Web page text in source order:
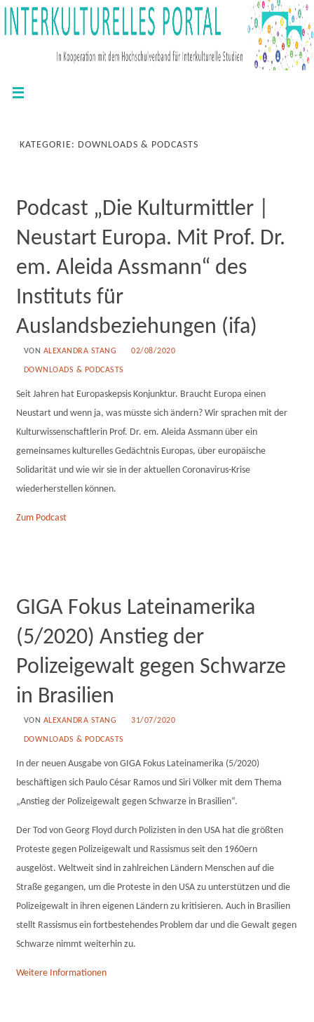
KATEGORIE: DOWNLOADS & PODCASTS
Podcast „Die Kulturmittler |
Neustart Europa. Mit Prof. Dr.
em. Aleida Assmann“ des
Instituts für
Auslandsbeziehungen (ifa)
VON ALEXANDRA STANG 02/08/2020
DOWNLOADS & PODCASTS
Seit Jahren hat Europaskepsis Konjunktur. Braucht Europa einen
Neustart und wenn ja, was müsste sich ändern? Wir sprachen mit der
Kulturwissenschaftlerin Prof. Dr. em. Aleida Assmann über ein
gemeinsames kulturelles Gedächtnis Europas, über europäische
Solidarität und wie wir sie in der aktuellen Coronavirus-Krise
wiederherstellen können.
Zum Podcast
GIGA Fokus Lateinamerika
(5/2020) Anstieg der
Polizeigewalt gegen Schwarze
in Brasilien
VON ALEXANDRA STANG 31/07/2020
DOWNLOADS & PODCASTS
In der neuen Ausgabe von GIGA Fokus Lateinamerika (5/2020)
beschäftigen sich Paulo César Ramos und Siri Völker mit dem Thema
„Anstieg der Polizeigewalt gegen Schwarze in Brasilien“.
Der Tod von Georg Floyd durch Polizisten in den USA hat die größten
Proteste gegen Polizeigewalt und Rassismus seit den 1960ern
ausgelöst. Weltweit sind in zahlreichen Ländern Menschen auf die
Straße gegangen, um die Proteste in den USA zu unterstützen und die
Polizeigewalt in ihren eigenen Ländern zu kritisieren. Auch in Brasilien
stellt Rassismus ein fortbestehendes Problem dar und die Gewalt gegen
Schwarze nimmt weiterhin zu.
Weitere Informationen